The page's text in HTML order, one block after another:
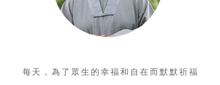
每天，為了眾生的幸福和自在而默默祈福